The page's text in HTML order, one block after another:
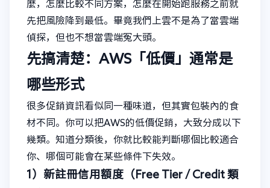
麼，怎麼比較不同方案，怎麼在開始跑服務之前就
先把風險降到最低。畢竟我們上雲不是為了當雲端
偵探，但也不想當雲端冤大頭。
先搞清楚：AWS「低價」通常是
哪些形式
很多促銷資訊看似同一種味道，但其實包裝內的食
材不同。你可以把AWS的低價促銷，大致分成以下
幾類。知道分類後，你就比較能判斷哪個比較適合
你、哪個可能會在某些條件下失效。
1）新註冊信用額度（Free Tier / Credit 類